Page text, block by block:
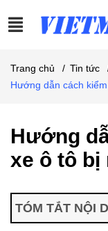
Trang chủ / Tin tức
Hướng dẫn cách
Hướng
xe ô tô bị
TÓM TẮT NỘI